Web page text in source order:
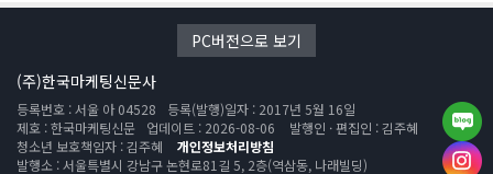
PC버전으로 보기
(주)한국마케팅신문사
등록번호 : 서울 아 04528
등록(발행)일자 : 2017년 5월 16일
제호 : 한국마케팅신문
업데이트 : 2026-08-06
발행인 · 편집인 : 김주혜
청소년 보호책임자 : 김주혜
개인정보처리방침
발행소 : 서울특별시 강남구 논현로81길 5, 2층(역삼동, 나래빌딩)